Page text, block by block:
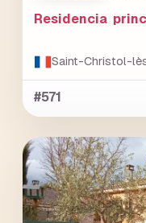
Residencia
Saint-Christol-
#571